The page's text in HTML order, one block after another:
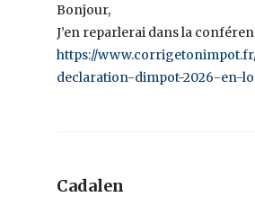
Bonjour,
J’en reparlerai dans la
https://
declaration-dimpot-2026-en-
Cadalen